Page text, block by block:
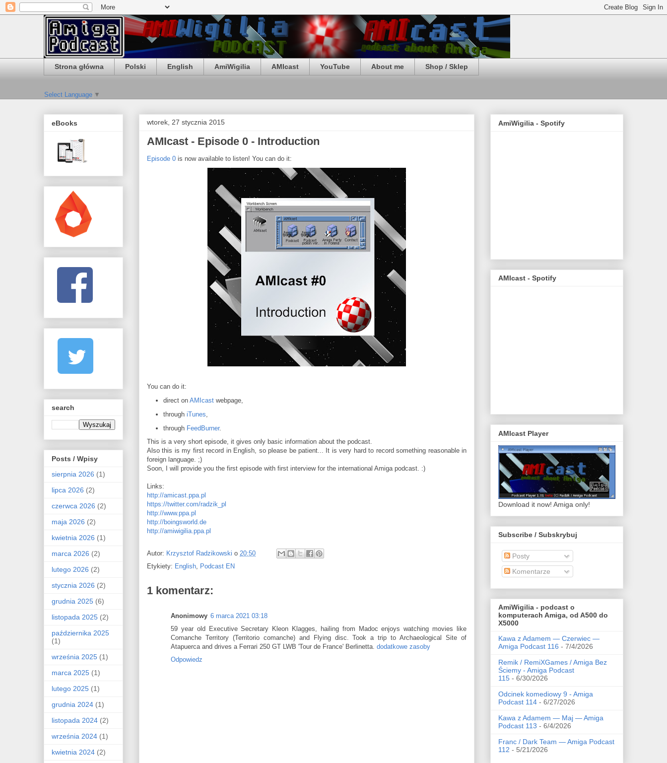
Strona główna Polski English AmiWigilia AMIcast YouTube About me Shop / Sklep
Select Language ▼
wtorek, 27 stycznia 2015
AMIcast - Episode 0 - Introduction
Episode 0 is now available to listen! You can do it:
You can do it:
direct on AMIcastwebpage,
through iTunes
through FeedBurner.
This is a very short episode, it gives only basic information about the podcast.
Also this is my first record in English, so please be patient... It is very hard to record something reasonable in
foreign language. ;)
Soon, I will provide you the first episode with first interview for the international Amiga podcast. :)
Links:
http://amicast.ppa.pl
https://twitter.com/radzik_pl
http://www.ppa.pl
http://boingsworld.de
http://amiwigilia.ppa.pl
Autor: Krzysztof Radzikowski o 20:50
Etykiety: English, Podcast EN
1 komentarz:
Anonimowy 6 marca 2021 03:18
59 year old Executive Secretary Kleon Klagges, hailing from Madoc enjoys watching movies like
Comanche Territory (Territorio comanche) and Flying disc. Took a trip to Archaeological Site of
Atapuerca and drives a Ferrari 250 GT LWB 'Tour de France' Berlinetta. dodatkowe zasoby
Odpowiedz
eBooks
search
Posts / Wpisy
sierpnia 2026 (1)
lipca 2026 (2)
czerwca 2026 (2)
maja 2026 (2)
kwietnia 2026 (1)
marca 2026 (2)
lutego 2026 (2)
stycznia 2026 (2)
grudnia 2025 (6)
listopada 2025 (2)
października 2025
(1)
września 2025 (1)
marca 2025 (1)
lutego 2025 (1)
grudnia 2024 (1)
listopada 2024 (2)
września 2024 (1)
kwietnia 2024 (2)
AmiWigilia - Spotify
AMIcast - Spotify
AMIcast Player
Download it now! Amiga only!
Subscribe / Subskrybuj
Posty
Komentarze
AmiWigilia - podcast o
komputerach Amiga, od A500 do
X5000
Kawa z Adamem — Czerwiec —
Amiga Podcast 116 - 7/4/2026
Remik / RemiXGames / Amiga Bez
Ściemy - Amiga Podcast
115 - 6/30/2026
Odcinek komediowy 9 - Amiga
Podcast 114 - 6/27/2026
Kawa z Adamem — Maj — Amiga
Podcast 113 - 6/4/2026
Franc / Dark Team — Amiga Podcast
112 - 5/21/2026